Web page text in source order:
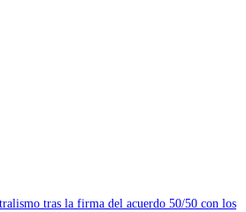
tras la firma del acuerdo 50/50 con los